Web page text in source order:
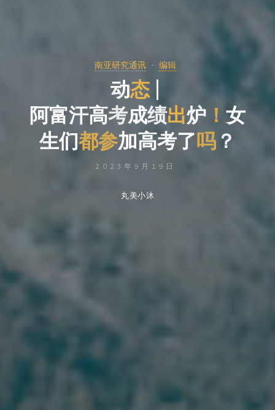
南亚研究通讯 编辑
动动
态 |
阿富汗高考成绩出炉 ！ 女
生们都参加
加 高考
考 了 了
吗？
2023年9月19日
丸美小沐